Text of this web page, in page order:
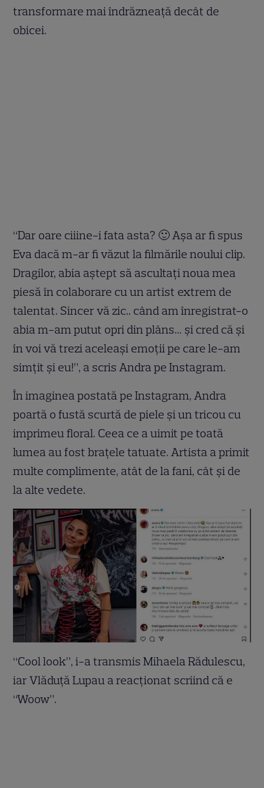
transformare mai îndrăzneață decât de
obicei.
“Dar oare ciiine-i fata asta? 🙂 Așa ar fi spus
Eva dacă m-ar fi văzut la filmările noului clip.
Dragilor, abia aștept să ascultați noua mea
piesă în colaborare cu un artist extrem de
talentat. Sincer vă zic.. când am înregistrat-o
abia m-am putut opri din plâns… și cred că și
în voi vă trezi aceleași emoții pe care le-am
simțit și eu!”, a scris Andra pe Instagram.
În imaginea postată pe Instagram, Andra
poartă o fustă scurtă de piele și un tricou cu
imprimeu floral. Ceea ce a uimit pe toată
lumea au fost brațele tatuate. Artista a primit
multe complimente, atât de la fani, cât și de
la alte vedete.
“Cool look”, i-a transmis Mihaela Rădulescu,
iar Vlăduță Lupau a reacționat scriind că e
“Woow”.